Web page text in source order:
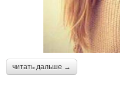
читать дальше →